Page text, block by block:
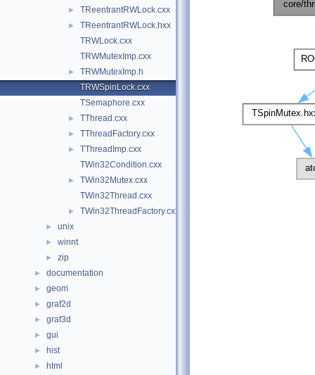
► TReentrantRWLock.cxx
►
TReentrantRWLock.hxx
TRWLock.cxx
TRWMutexImp.cxx
►
TRWMutexImp.h
TRWSpinLock.cxx
TSemaphore.cxx
► TThread.cxx
► TThreadFactory.cxx
►
TThreadImp.cxx
TWin32Condition.cxx
►
TWin32Mutex.cxx
TWin32Thread.cxx
► TWin32ThreadFactory.cxx
► unix
► winnt
► zip
► documentation
► geom
► graf2d
► graf3d
► gui
► hist
► html